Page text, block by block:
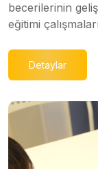
becerilerinin
eğitimi
Detaylar